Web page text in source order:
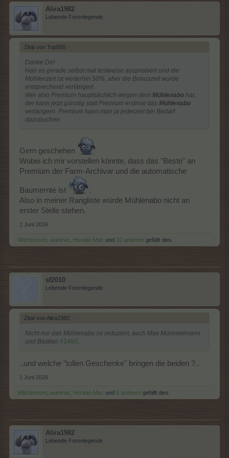
Alira1982
Lebende Forenlegende
Zitat von Top500: ↑
Danke Dir!
Hab es gerade selbst mal testweise ausprobiert und die
Mühlenzeit ist weiterhin 50%, aber die Bonuszeit wurde
entsprechend verlängert.
Wer also Premium hauptsächlich wegen dem Mühlenabo hat,
der kann jetzt günstig statt Premium erstmal das Mühlenabo
verlängern. Premium kann man ja jederzeit bei Bedarf
dazubuchen.
Gern geschehen
Wobei ich mir vorstellen könnte, dass das "Beste" an
Premium der Farm-Archivar und die automatische
Baumernte ist
.
Also in meiner Rangliste würde Mühlenabo nicht an
erster Stelle stehen.
1 Juni 2026
Witchbroom wahmar Horatio-Mac und 10 anderen gefällt dies.
sf2010
Lebende Forenlegende
Zitat von Alira1982: ↑
Nicht nur das Mühlenabo ist reduziert, auch Max Mümmelmann
und Bastian #1495
..und welche "tollen Geschenke" bringen die beiden ?..
1 Juni 2026
Witchbroom wahmar Horatio-Mac und 8 anderen gefällt dies.
Alira1982
Lebende Forenlegende